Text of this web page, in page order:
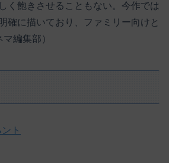
く飽きさせることもない。今作では
確に描いており、ファミリー向けと
編集部）
ト